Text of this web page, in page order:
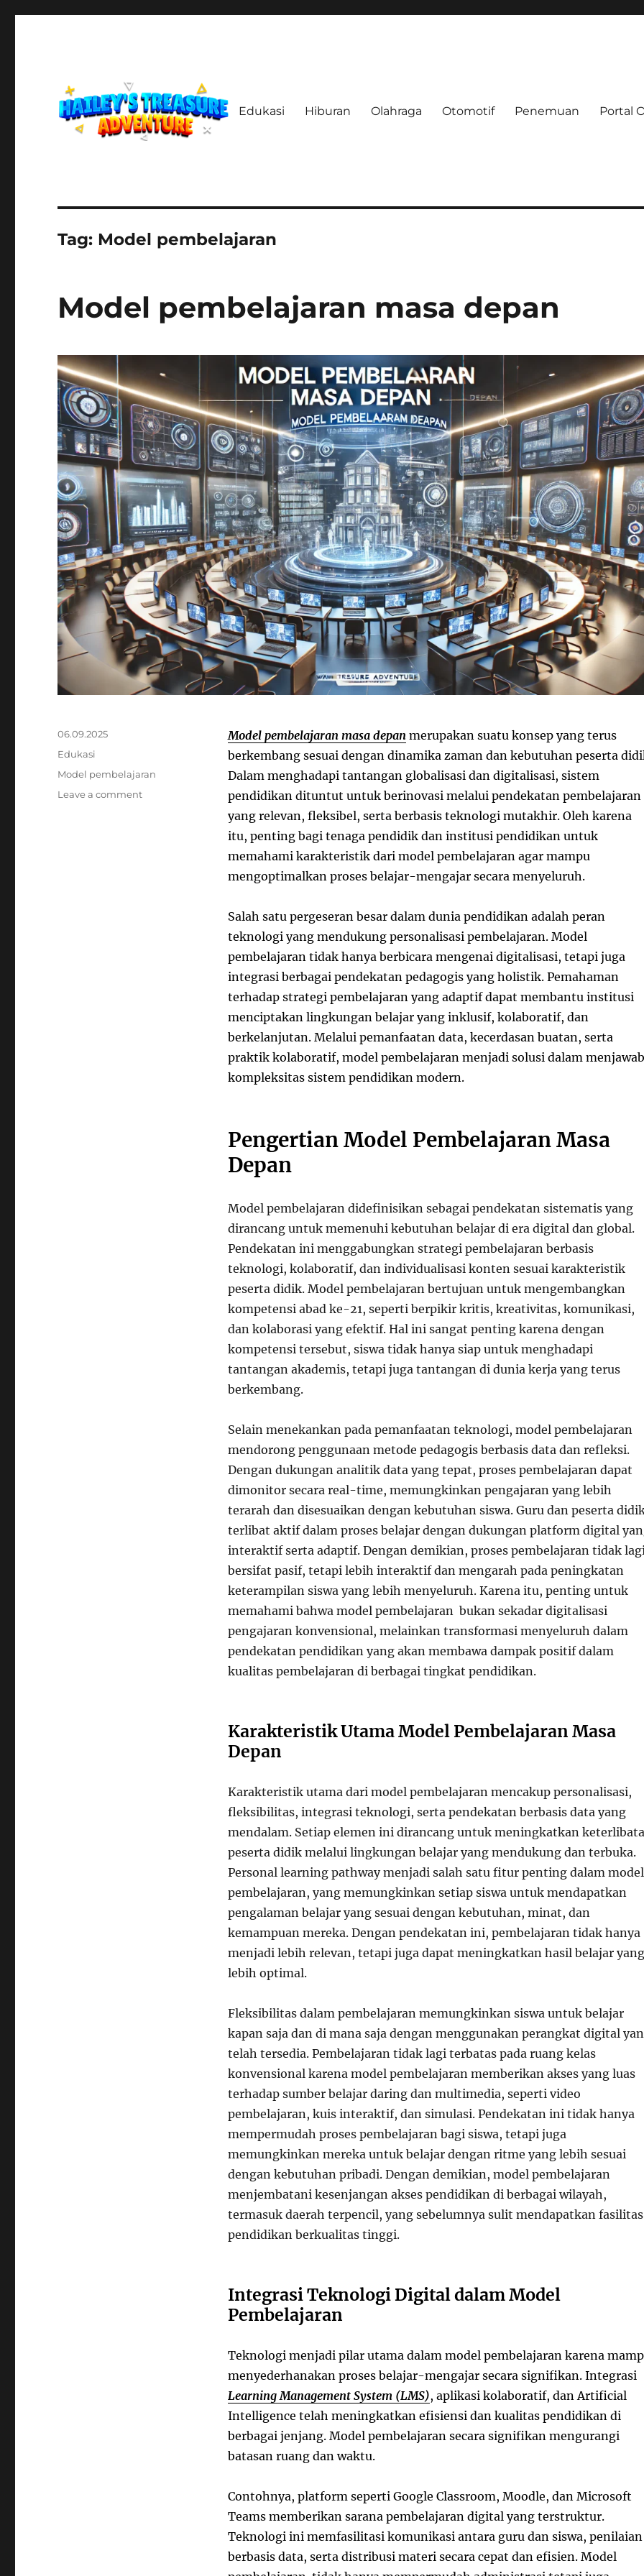
Edukasi Hiburan Olahraga Otomotif Penemuan Portal
Tag: Model pembelajaran
Model pembelajaran masa depan
Model pembelajaran masa depanmerupakan suatu konsep yang terus
berkembang sesuai dengan dinamika zaman dan kebutuhan peserta
Dalam menghadapi tantangan globalisasi dan digitalisasi, sistem
pendidikan dituntut untuk berinovasi melalui pendekatan pembelajaran
yang relevan, fleksibel, serta berbasis teknologi mutakhir. Oleh karena
itu, penting bagi tenaga pendidik dan institusi pendidikan untuk
memahami karakteristik dari model pembelajaran agar mampu
mengoptimalkan proses belajar-mengajar secara menyeluruh.
Salah satu pergeseran besar dalam dunia pendidikan adalah peran
teknologi yang mendukung personalisasi pembelajaran. Model
pembelajaran tidak hanya berbicara mengenai digitalisasi, tetapi juga
integrasi berbagai pendekatan pedagogis yang holistik. Pemahaman
terhadap strategi pembelajaran yang adaptif dapat membantu institusi
menciptakan lingkungan belajar yang inklusif, kolaboratif, dan
berkelanjutan. Melalui pemanfaatan data, kecerdasan buatan, serta
praktik kolaboratif, model pembelajaran menjadi solusi dalam menjawab
kompleksitas sistem pendidikan modern.
Pengertian Model Pembelajaran Masa
Depan
Model pembelajaran didefinisikan sebagai pendekatan sistematis yang
dirancang untuk memenuhi kebutuhan belajar di era digital dan global.
Pendekatan ini menggabungkan strategi pembelajaran berbasis
teknologi, kolaboratif, dan individualisasi konten sesuai karakteristik
peserta didik. Model pembelajaran bertujuan untuk mengembangkan
kompetensi abad ke-21, seperti berpikir kritis, kreativitas, komunikasi,
dan kolaborasi yang efektif. Hal ini sangat penting karena dengan
kompetensi tersebut, siswa tidak hanya siap untuk menghadapi
tantangan akademis, tetapi juga tantangan di dunia kerja yang terus
berkembang.
Selain menekankan pada pemanfaatan teknologi, model pembelajaran
mendorong penggunaan metode pedagogis berbasis data dan refleksi.
Dengan dukungan analitik data yang tepat, proses pembelajaran dapat
dimonitor secara real-time, memungkinkan pengajaran yang lebih
terarah dan disesuaikan dengan kebutuhan siswa. Guru dan peserta
terlibat aktif dalam proses belajar dengan dukungan platform digital
interaktif serta adaptif. Dengan demikian, proses pembelajaran tidak
bersifat pasif, tetapi lebih interaktif dan mengarah pada peningkatan
keterampilan siswa yang lebih menyeluruh. Karena itu, penting untuk
memahami bahwa model pembelajaran bukan sekadar digitalisasi
pengajaran konvensional, melainkan transformasi menyeluruh dalam
pendekatan pendidikan yang akan membawa dampak positif dalam
kualitas pembelajaran di berbagai tingkat pendidikan.
Karakteristik Utama Model Pembelajaran Masa
Depan
Karakteristik utama dari model pembelajaran mencakup personalisasi,
fleksibilitas, integrasi teknologi, serta pendekatan berbasis data yang
mendalam. Setiap elemen ini dirancang untuk meningkatkan
peserta didik melalui lingkungan belajar yang mendukung dan terbuka.
Personal learning pathway menjadi salah satu fitur penting dalam model
pembelajaran, yang memungkinkan setiap siswa untuk mendapatkan
pengalaman belajar yang sesuai dengan kebutuhan, minat, dan
kemampuan mereka. Dengan pendekatan ini, pembelajaran tidak hanya
menjadi lebih relevan, tetapi juga dapat meningkatkan hasil belajar yang
lebih optimal.
Fleksibilitas dalam pembelajaran memungkinkan siswa untuk belajar
kapan saja dan di mana saja dengan menggunakan perangkat digital
telah tersedia. Pembelajaran tidak lagi terbatas pada ruang kelas
konvensional karena model pembelajaran memberikan akses yang luas
terhadap sumber belajar daring dan multimedia, seperti video
pembelajaran, kuis interaktif, dan simulasi. Pendekatan ini tidak hanya
mempermudah proses pembelajaran bagi siswa, tetapi juga
memungkinkan mereka untuk belajar dengan ritme yang lebih sesuai
dengan kebutuhan pribadi. Dengan demikian, model pembelajaran
menjembatani kesenjangan akses pendidikan di berbagai wilayah,
termasuk daerah terpencil, yang sebelumnya sulit mendapatkan fasilitas
pendidikan berkualitas tinggi.
Integrasi Teknologi Digital dalam Model
Pembelajaran
Teknologi menjadi pilar utama dalam model pembelajaran karena
menyederhanakan proses belajar-mengajar secara signifikan. Integrasi
Learning Management System (LMS), aplikasi kolaboratif, dan Artificial
Intelligence telah meningkatkan efisiensi dan kualitas pendidikan di
berbagai jenjang. Model pembelajaran secara signifikan mengurangi
batasan ruang dan waktu.
Contohnya, platform seperti Google Classroom, Moodle, dan Microsoft
Teams memberikan sarana pembelajaran digital yang terstruktur.
Teknologi ini memfasilitasi komunikasi antara guru dan siswa, penilaian
berbasis data, serta distribusi materi secara cepat dan efisien. Model
Posted
on
06.09.2025
Categories
Edukasi
Tags
Model pembelajaran
Leave a commenton